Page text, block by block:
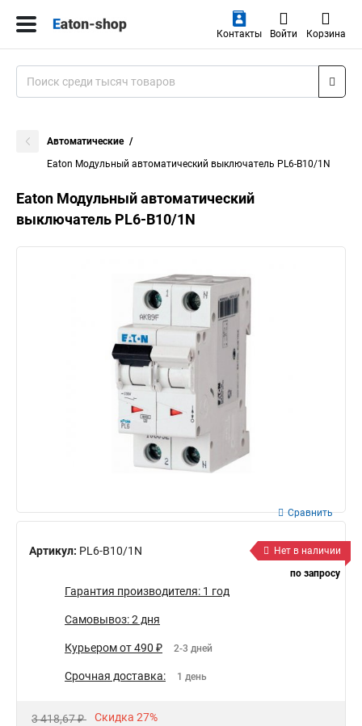
Контакты Войти Корзина
Автоматические
Eaton Модульный автоматический выключатель PL6-B10/1N
Eaton Модульный автоматический
выключатель PL6-B10/1N
Артикул: PL6-B10/1N
Сравнить
Нет в наличии
по запросу
Гарантия производителя: 1 год
Самовывоз: 2 дня
Курьером от 490 ₽ 2-3 дней
Срочная доставка: 1 день
3 418,67 ₽ Скидка 27%